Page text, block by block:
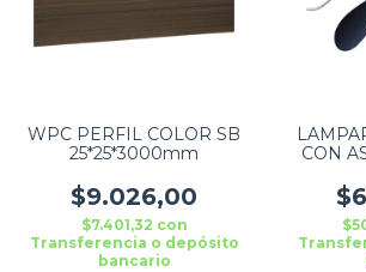
WPC PERFIL COLOR SB
25*25*3000mm
$9.026,00
$7.401,32 con
Transferencia o depósito
bancario
CON